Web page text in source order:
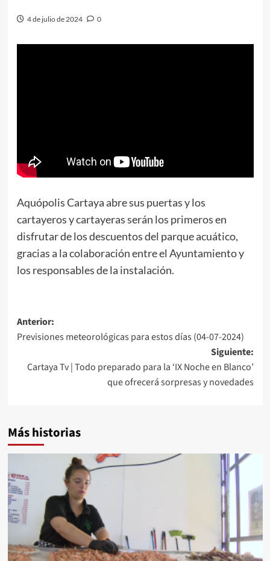
4 de julio de 2024 0
Aquópolis Cartaya abre sus puertas y los
cartayeros y cartayeras serán los primeros en
disfrutar de los descuentos del parque acuático,
gracias a la colaboración entre el Ayuntamiento y
los responsables de la instalación.
Anterior:
Previsiones meteorológicas para estos días (04-07-2024)
Siguiente:
Cartaya Tv | Todo preparado para la ‘IX Noche en Blanco’
que ofrecerá sorpresas y novedades
Más historias